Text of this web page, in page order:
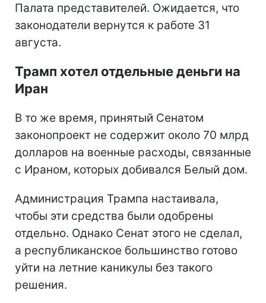
Палата представителей. Ожидается, что
законодатели вернутся к работе 31
августа.
Трамп хотел отдельные деньги на
Иран
В то же время, принятый Сенатом
законопроект не содержит около 70 млрд
долларов на военные расходы, связанные
с Ираном, которых добивался Белый дом.
Администрация Трампа настаивала,
чтобы эти средства были одобрены
отдельно. Однако Сенат этого не сделал,
а республиканское большинство готово
уйти на летние каникулы без такого
решения.